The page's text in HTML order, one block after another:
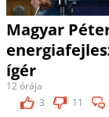
Magyar
ígér
12 órája
3
11